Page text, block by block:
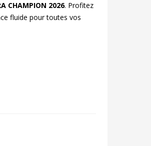
CHAMPION 2026. Profitez
fluide pour toutes vos